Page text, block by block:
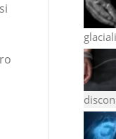
glaciali